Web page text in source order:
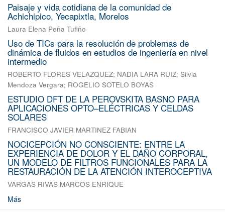
Paisaje y vida cotidiana de la comunidad de
Achichipico, Yecapixtla, Morelos
Laura Elena Peña Tufiño
Uso de TICs para la resolución de problemas de
dinámica de fluidos en estudios de ingeniería en nivel
intermedio
ROBERTO FLORES VELAZQUEZ; NADIA LARA RUIZ; Silvia
Mendoza Vergara; ROGELIO SOTELO BOYAS
ESTUDIO DFT DE LA PEROVSKITA BASNO PARA
APLICACIONES OPTO–ELÉCTRICAS Y CELDAS
SOLARES
FRANCISCO JAVIER MARTINEZ FABIAN
NOCICEPCIÓN NO CONSCIENTE: ENTRE LA
EXPERIENCIA DE DOLOR Y EL DAÑO CORPORAL,
UN MODELO DE FILTROS FUNCIONALES PARA LA
RESTAURACIÓN DE LA ATENCIÓN INTEROCEPTIVA
VARGAS RIVAS MARCOS ENRIQUE
Más